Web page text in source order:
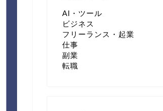
AI・ツール
ビジネス
フリーランス・起業
仕事
副業
転職